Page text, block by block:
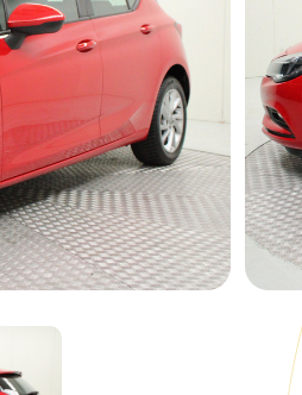
Ma t/m Vr:
09.00
09.00
Werkplaats
Ma - Vr:
8.00 -
Za:
9.00 -
Zo:
Gesloten